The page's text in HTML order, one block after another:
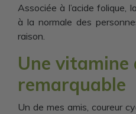
Associée à l’acide
à la normale des
raison.
Une
remarquable
Un de mes amis, coureur